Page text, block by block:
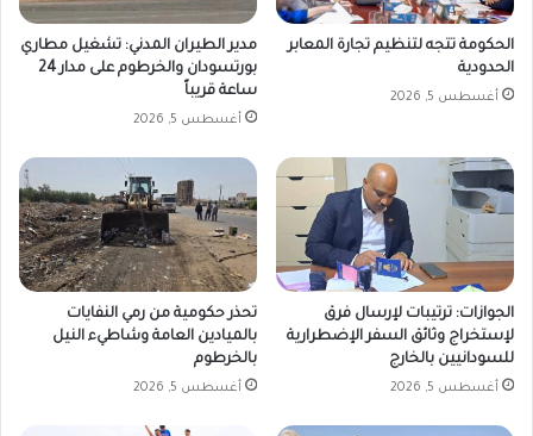
الحكومة تتجه لتنظيم تجارة المعابر
الحدودية
أغسطس 5, 2026
مدير الطيران المدني: تشغيل مطاري
بورتسودان والخرطوم على مدار 24
ساعة قريباً
أغسطس 5, 2026
الجوازات: ترتيبات لإرسال فرق
لإستخراج وثائق السفر الإضطرارية
للسودانيين بالخارج
أغسطس 5, 2026
تحذر حكومية من رمي النفايات
بالميادين العامة وشاطيء النيل
بالخرطوم
أغسطس 5, 2026